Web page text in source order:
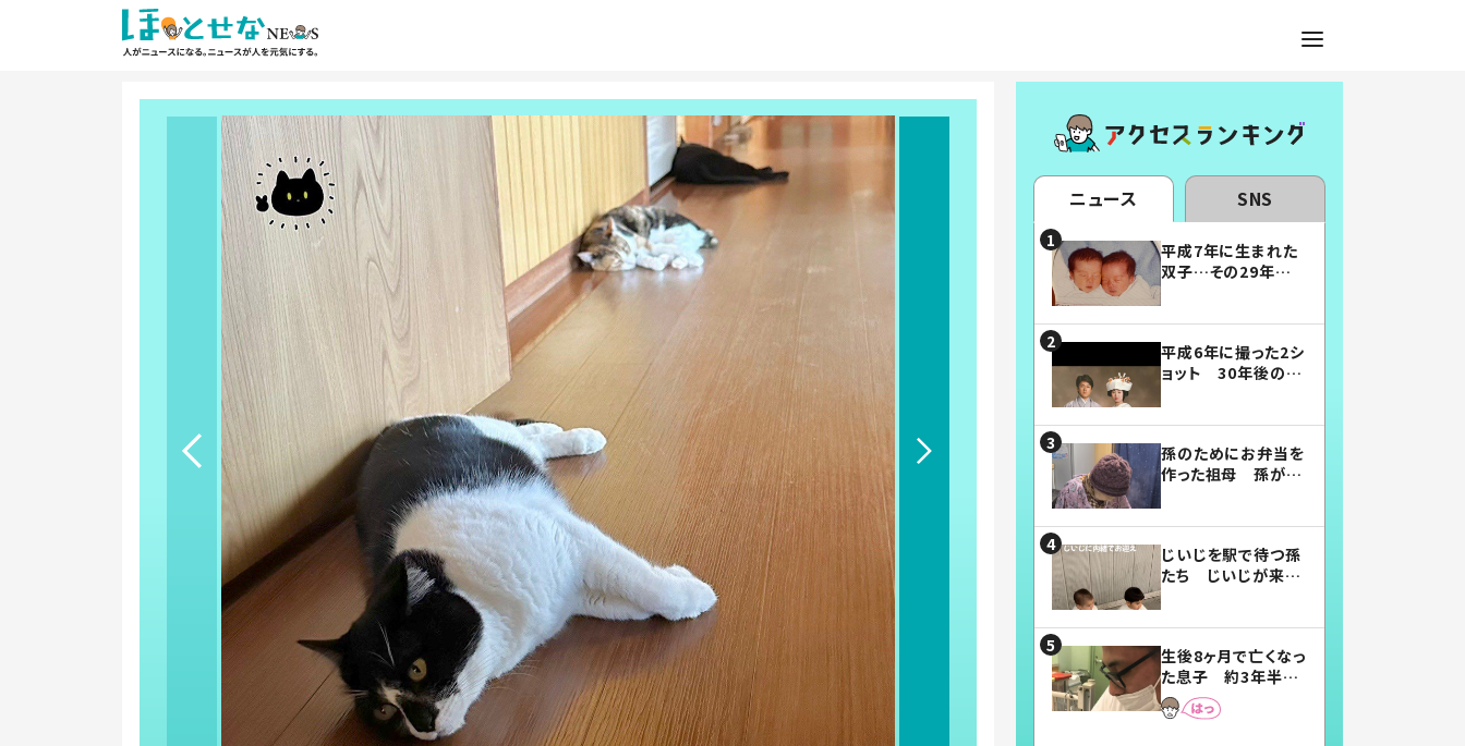
ニュース SNS
平成7年に生まれた
双子…その29年後
平成6年に撮った2シ
ョット 30年後の姿
孫のためにお弁当を
作った祖母 孫が絶
じいじを駅で待つ孫
たち じいじが来た
まらない」「幸せにな
れる」
生後8ヶ月で亡くなっ
た息子 約3年半
後、当時の妻の日記
に書いてあった本音